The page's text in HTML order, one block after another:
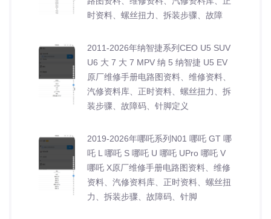
时资料、螺丝扭力、拆装步骤、故障
2011-2026年纳智捷系列CEO U5 SUV
U6 大 7 大 7 MPV 纳 5 纳智捷 U5 EV
原厂维修手册电路图资料、维修资料、
汽修资料库、正时资料、螺丝扭力、拆
装步骤、故障码、针脚定义
2019-2026年哪吒系列N01 哪吒 GT 哪
吒 L 哪吒 S 哪吒 U 哪吒 UPro 哪吒 V
哪吒 X原厂维修手册电路图资料、维修
资料、汽修资料库、正时资料、螺丝扭
力、拆装步骤、故障码、针脚